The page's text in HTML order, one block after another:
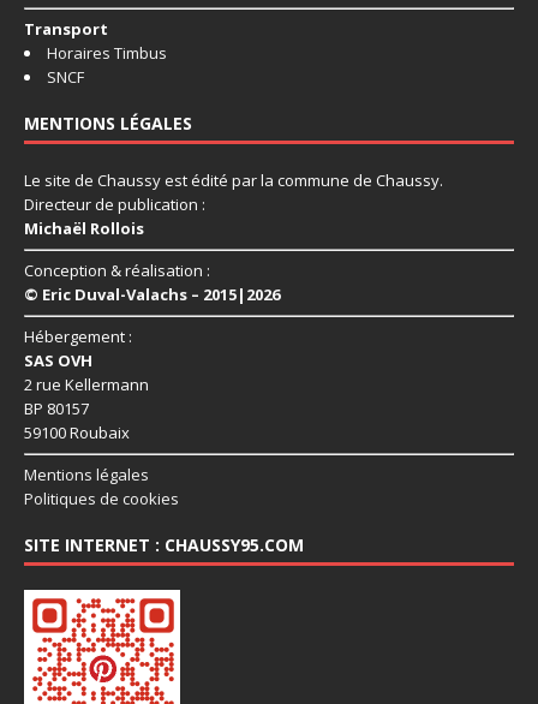
Transport
Horaires Timbus
SNCF
MENTIONS LÉGALES
Le site de Chaussy est édité par la commune de Chaussy.
Directeur de publication :
Michaël Rollois
Conception & réalisation :
© Eric Duval-Valachs – 2015|2026
Hébergement :
SAS OVH
2 rue Kellermann
BP 80157
59100 Roubaix
Mentions légales
Politiques de cookies
SITE INTERNET : CHAUSSY95.COM